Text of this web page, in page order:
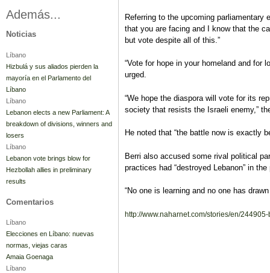
Referring to the upcoming parliamentary
that you are facing and I know that the
but vote despite all of this.”
“Vote for hope in your homeland and for
urged.
“We hope the diaspora will vote for its
society that resists the Israeli enemy,”
He noted that “the battle now is exactly
Berri also accused some rival political
practices had “destroyed Lebanon” in the
“No one is learning and no one has
http://www.naharnet.com/stories/en/
Además...
Noticias
Líbano
Hizbulá y sus aliados pierden la
mayoría en el Parlamento del
Líbano
Líbano
Lebanon elects a new Parliament: A
breakdown of divisions, winners and
losers
Líbano
Lebanon vote brings blow for
Hezbollah allies in preliminary
results
Comentarios
Líbano
Elecciones en Líbano: nuevas
normas, viejas caras
Amaia Goenaga
Líbano